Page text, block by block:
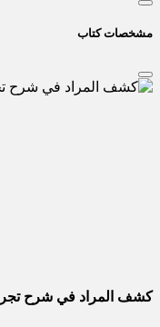
کتاب
المراد في شرح تجرید